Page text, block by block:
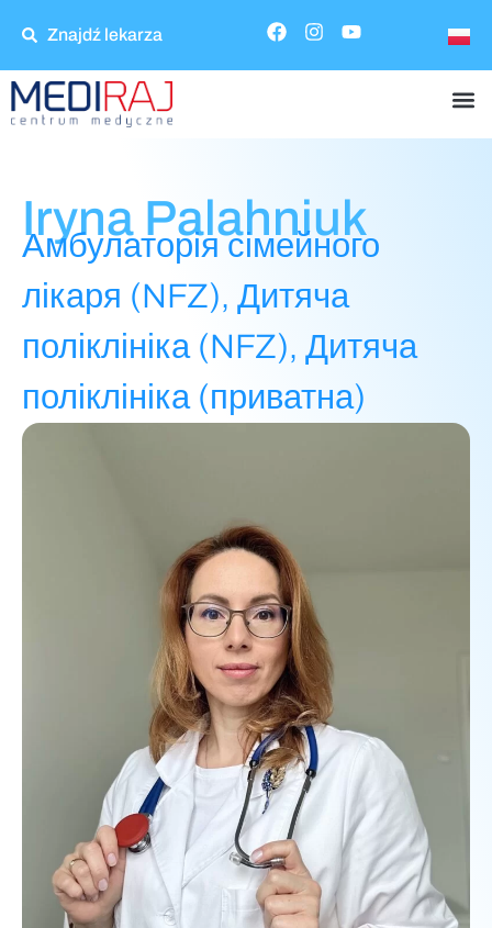
Znajdź lekarza
Iryna Palahniuk
Амбулаторія сімейного
лікаря (NFZ), Дитяча
поліклініка (NFZ), Дитяча
поліклініка (приватна)